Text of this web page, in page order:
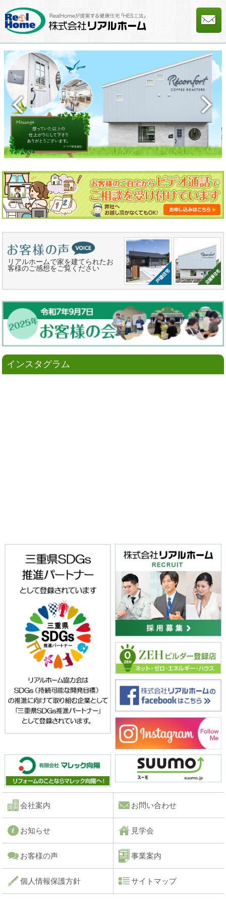
リアルホームで家を建てられたお
客様のご感想をご覧ください
インスタグラム
会社案内 お問い合わせ
お知らせ 見学会
お客様の声 事業案内
個人情報保護方針 サイトマップ